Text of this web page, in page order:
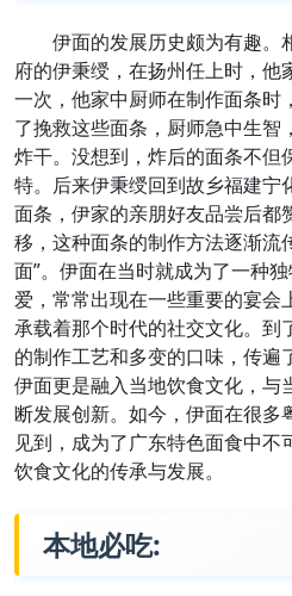
伊面的发展历史颇为有趣。
府的伊秉绶，在扬州任上时，他
一次，他家中厨师在制作面条时
了挽救这些面条，厨师急中生智
炸干。没想到，炸后的面条不但
特。后来伊秉绶回到故乡福建宁
面条，伊家的亲朋好友品尝后都
移，这种面条的制作方法逐渐流
面”。伊面在当时就成为了一种
爱，常常出现在一些重要的宴会
承载着那个时代的社交文化。到
的制作工艺和多变的口味，传遍
伊面更是融入当地饮食文化，与
断发展创新。如今，伊面在很多
见到，成为了广东特色面食中
饮食文化的传承与发展。
本地必吃: